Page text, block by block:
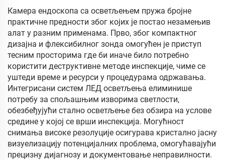
бројачем метара,
водонепропусна камера
за цеви 10-200м по
избору
Камера ендоскопа са осветљењем пружа бројне
практичне предности због којих је постао незамењив
алат у разним применама. Прво, због компактног
дизајна и флексибилног зонда омогућен је приступ
тесним просторима где би иначе било потребно
користити деструктивне методе инспекције, чиме се
уштеди време и ресурси у процедурама одржавања.
Интегрисани систем ЛЕД осветљења елиминише
потребу за спољашњим изворима светлости,
обезбеђујући стално осветљење без обзира на услове
средине у којој се врши инспекција. Могућност
снимања високе резолуције осигурава кристално јасну
визуелизацију потенцијалних проблема, омогућавајући
прецизну дијагнозу и документовање неправилности.